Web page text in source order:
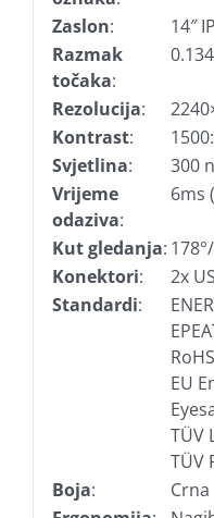
Zaslon:
14″
Razmak
točaka:
Rezolucija:
Kontrast:
Svjetlina:
300
Vrijeme
odaziva:
6ms
Kut gledanja:
Konektori:
2x
Standardi:
RoHS
EU
TÜV
TÜV
Boja:
Crna